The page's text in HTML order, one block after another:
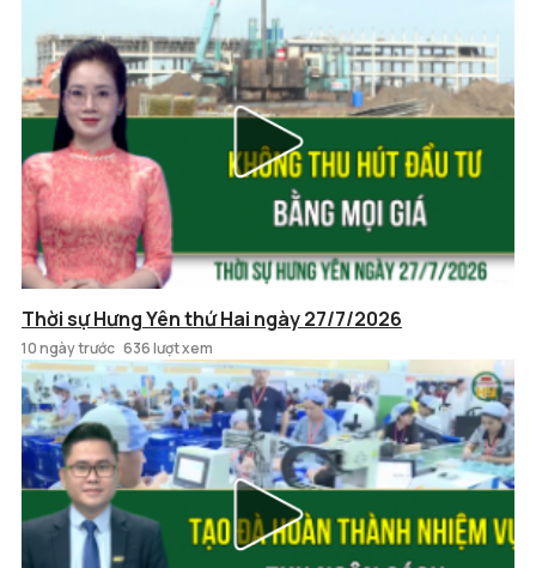
Thời sự Hưng Yên thứ Hai ngày 27/7/2026
10 ngày trước 636 lượt xem